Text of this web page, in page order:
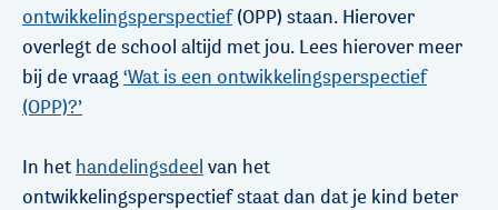
ontwikkelingsperspectief(OPP) staan. Hierover
overlegt de school altijd met jou. Lees hierover meer
bij de vraag ‘Wat is een ontwikkelingsperspectief
(OPP)?’
In het handelingsdeel van het
ontwikkelingsperspectief staat dan dat je kind beter